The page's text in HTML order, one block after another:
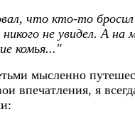
что кто-то
никого не увидел. А на
комья..."
мысленно
впечатления, я